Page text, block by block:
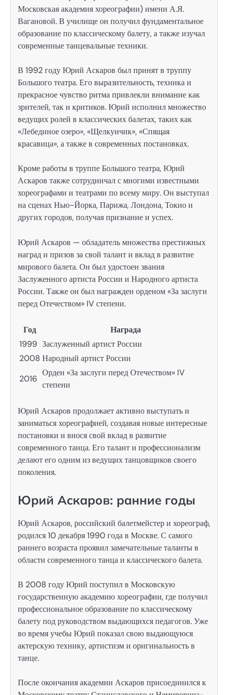
Московская академия хореографии) имени А.Я.
Вагановой. В училище он получил фундаментальное
образование по классическому балету, а также изучал
современные танцевальные техники.
В 1992 году Юрий Аскаров был принят в труппу
Большого театра. Его выразительность, техника и
прекрасное чувство ритма привлекли внимание как
зрителей, так и критиков. Юрий исполнил множество
ведущих ролей в классических балетах, таких как
«Лебединое озеро», «Щелкунчик», «Спящая
красавица», а также в современных постановках.
Кроме работы в труппе Большого театра, Юрий
Аскаров также сотрудничал с многими известными
хореографами и театрами по всему миру. Он выступал
на сценах Нью-Йорка, Парижа, Лондона, Токио и
других городов, получая признание и успех.
Юрий Аскаров — обладатель множества престижных
наград и призов за свой талант и вклад в развитие
мирового балета. Он был удостоен звания
Заслуженного артиста России и Народного артиста
России. Также он был награжден орденом «За заслуги
перед Отечеством» IV степени.
Год
Награда
1999 Заслуженный артист России
2008 Народный артист России
2016
Орден «За заслуги перед Отечеством» IV
степени
Юрий Аскаров продолжает активно выступать и
заниматься хореографией, создавая новые интересные
постановки и внося свой вклад в развитие
современного танца. Его талант и профессионализм
делают его одним из ведущих танцовщиков своего
поколения.
Юрий Аскаров: ранние годы
Юрий Аскаров, российский балетмейстер и хореограф,
родился 10 декабря 1990 года в Москве. С самого
раннего возраста проявил замечательные таланты в
области современного танца и классического балета.
В 2008 году Юрий поступил в Московскую
государственную академию хореографии, где получил
профессиональное образование по классическому
балету под руководством выдающихся педагогов. Уже
во время учебы Юрий показал свою выдающуюся
актерскую технику, артистизм и оригинальность в
танце.
После окончания академии Аскаров присоединился к